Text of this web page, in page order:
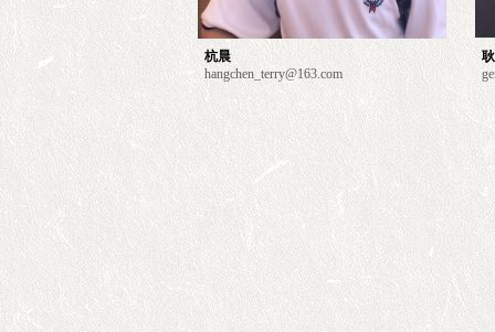
杭晨
hangchen_terry@163.com